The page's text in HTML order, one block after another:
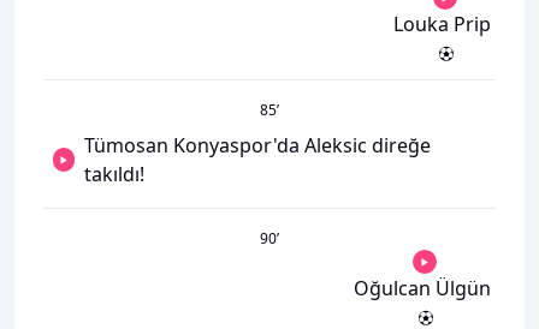
Louka Prip
85’
Tümosan Konyaspor'da Aleksic direğe
takıldı!
90’
Oğulcan Ülgün